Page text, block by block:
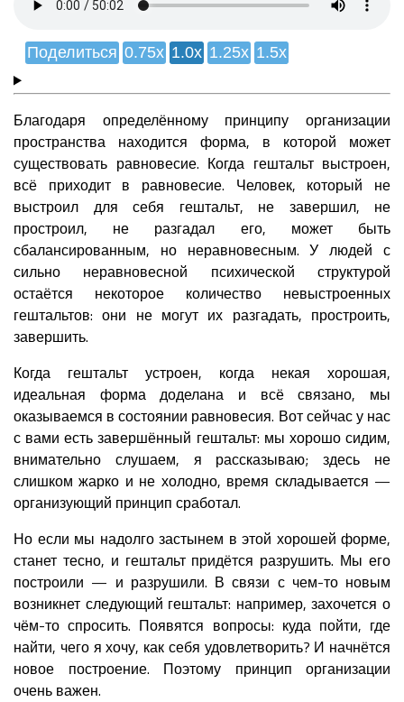
Поделиться 0.75x 1.0x 1.25x 1.5x
Благодаря определённому принципу организации
пространства находится форма, в которой может
существовать равновесие. Когда гештальт выстроен,
всё приходит в равновесие. Человек, который не
выстроил для себя гештальт, не завершил, не
простроил, не разгадал его, может быть
сбалансированным, но неравновесным. У людей с
сильно неравновесной психической структурой
остаётся некоторое количество невыстроенных
гештальтов: они не могут их разгадать, простроить,
завершить.
Когда гештальт устроен, когда некая хорошая,
идеальная форма доделана и всё связано, мы
оказываемся в состоянии равновесия. Вот сейчас у нас
с вами есть завершённый гештальт: мы хорошо сидим,
внимательно слушаем, я рассказываю; здесь не
слишком жарко и не холодно, время складывается —
организующий принцип сработал.
Но если мы надолго застынем в этой хорошей форме,
станет тесно, и гештальт придётся разрушить. Мы его
построили — и разрушили. В связи с чем-то новым
возникнет следующий гештальт: например, захочется о
чём-то спросить. Появятся вопросы: куда пойти, где
найти, чего я хочу, как себя удовлетворить? И начнётся
новое построение. Поэтому принцип организации
очень важен.